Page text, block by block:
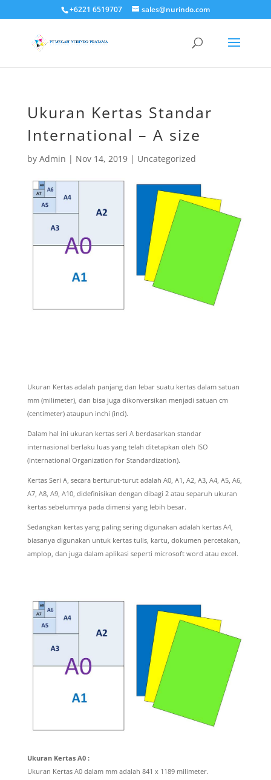
+6221 6519707 sales@nurindo.com
Ukuran Kertas Standar
International – A size
by Admin | Nov 14, 2019| Uncategorized
Ukuran Kertas adalah panjang dan lebar suatu kertas dalam satuan
mm (milimeter), dan bisa juga dikonversikan menjadi satuan cm
(centimeter) ataupun inchi (inci).
Dalam hal ini ukuran kertas seri A berdasarkan standar
internasional berlaku luas yang telah ditetapkan oleh ISO
(International Organization for Standardization).
Kertas Seri A, secara berturut-turut adalah A0, A1, A2, A3, A4, A5, A6,
A7, A8, A9, A10, didefinisikan dengan dibagi 2 atau separuh ukuran
kertas sebelumnya pada dimensi yang lebih besar.
Sedangkan kertas yang paling sering digunakan adalah kertas A4,
biasanya digunakan untuk kertas tulis, kartu, dokumen percetakan,
amplop, dan juga dalam aplikasi seperti microsoft word atau excel.
Ukuran Kertas A0 :
Ukuran Kertas A0 dalam mm adalah 841 x 1189 milimeter.